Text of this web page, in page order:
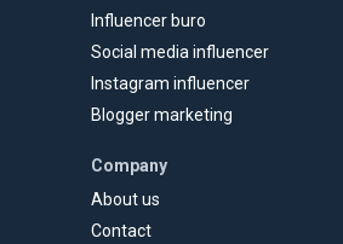
Influencer buro
Social media influencer
Instagram influencer
Blogger marketing
Company
About us
Contact